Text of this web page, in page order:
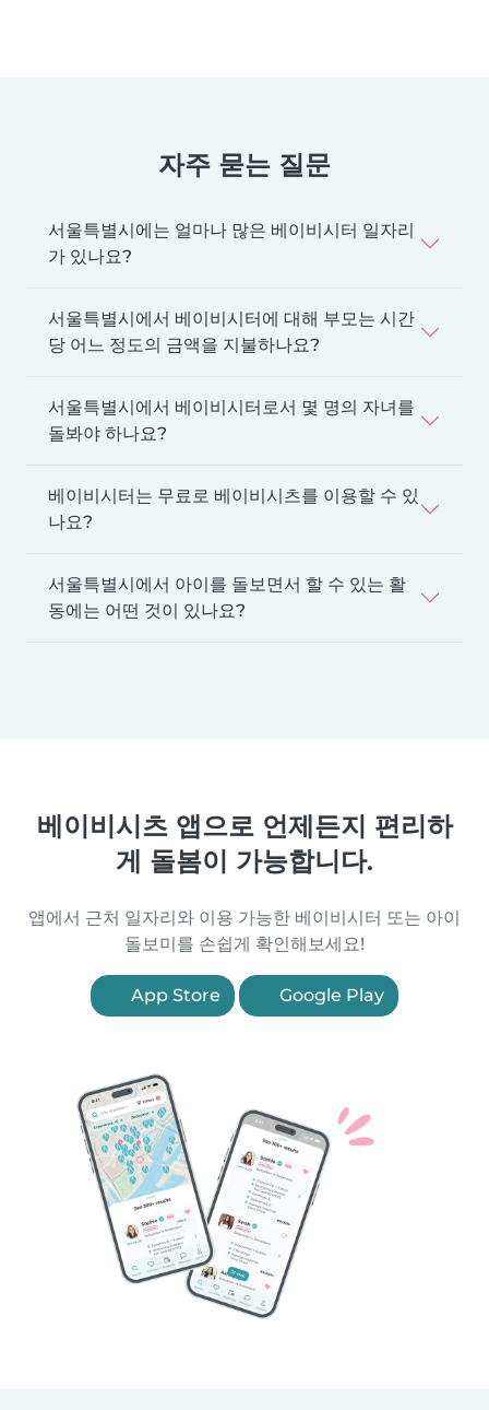
자주 묻는 질문
서울특별시에는 얼마나 많은 베이비시터 일자리
가 있나요?
서울특별시에서 베이비시터에 대해 부모는 시간
당 어느 정도의 금액을 지불하나요?
서울특별시에서 베이비시터로서 몇 명의 자녀를
돌봐야 하나요?
베이비시터는 무료로 베이비시츠를 이용할 수 있
나요?
서울특별시에서 아이를 돌보면서 할 수 있는 활
동에는 어떤 것이 있나요?
베이비시츠 앱으로 언제든지 편리하
게 돌봄이 가능합니다.
앱에서 근처 일자리와 이용 가능한 베이비시터 또는 아이
돌보미를 손쉽게 확인해보세요!
App Store Google Play